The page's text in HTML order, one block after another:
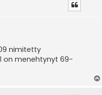
nimitetty
on menehtynyt 69-